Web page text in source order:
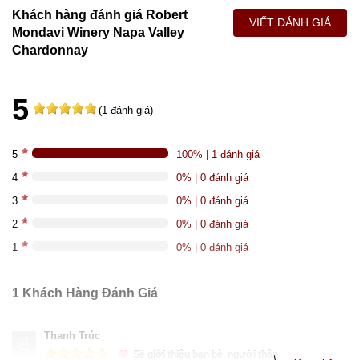
Khách hàng đánh giá Robert
Mondavi Winery Napa Valley
Chardonnay
VIẾT ĐÁNH GIÁ
5 (1 đánh giá)
5
100% | 1 đánh giá
4
0% | 0 đánh giá
3
0% | 0 đánh giá
2
0% | 0 đánh giá
1
0% | 0 đánh giá
1 Khách Hàng Đánh Giá
Thanh Trúc
Sẽ giới thiệu bạn bè, người thân